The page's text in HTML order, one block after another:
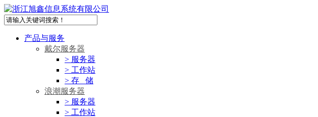
产品与服务
戴尔服务器
> 服务器
> 工作站
> 存 储
浪潮服务器
> 服务器
> 工作站